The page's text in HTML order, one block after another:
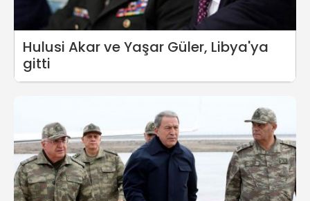
Hulusi Akar ve Yaşar Güler, Libya'ya
gitti